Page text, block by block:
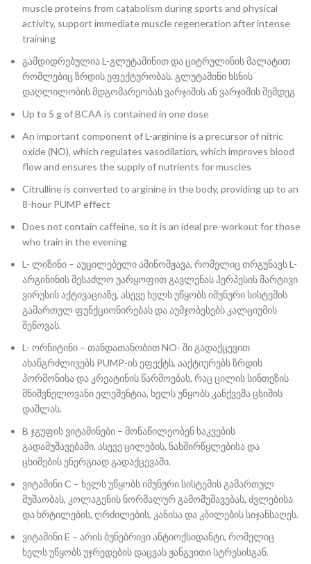
muscle proteins from catabolism during sports and physical
activity, support immediate muscle regeneration after intense
training
გამდიდრებულია L-გლუტამინით და ციტრულინის მალატით
რომლებიც ზრდის ეფექტურობას. გლუტამინი ხსნის
დაღლილობის მდგომარეობას ვარჯიშის ან ვარჯიშის შემდეგ
Up to 5 g of BCAA is contained in one dose
An important component of L-arginine is a precursor of nitric
oxide (NO), which regulates vasodilation, which improves blood
flow and ensures the supply of nutrients for muscles
Citrulline is converted to arginine in the body, providing up to an
8-hour PUMP effect
Does not contain caffeine, so it is an ideal pre-workout for those
who train in the evening
L- ლიზინი – აუცილებელი ამინომჟავა, რომელიც თრგუნავს L-
არგინინის შესაძლო უარყოფით გავლენას ჰერპესის მარტივი
ვირუსის აქტივაციაზე, ასევე ხელს უწყობს იმუნური სისტემის
გამართულ ფუნქციონირებას და აუმჯობესებს კალციუმის
შეწოვას.
L- ორნიტინი – თანდათანობით NO- ში გადაქცევით
ახანგრძლივებს PUMP-ის ეფექტს, ააქტიურებს ზრდის
ჰორმონისა და კრეატინის წარმოებას, რაც ცილის სინთეზის
მნიშვნელოვანი ელემენტია, ხელს უწყობს კანქვეშა ცხიმის
დაშლას.
B ჯგუფის ვიტამინები – მონაწილეობენ საკვების
გადამუშავებაში, ასევე ცილების, ნახშირწყლებისა და
ცხიმების ენერგიად გადაქცევაში.
ვიტამინი C – ხელს უწყობს იმუნური სისტემის გამართულ
მუშაობას, კოლაგენის ნორმალურ გამომუშავებას, ძვლებისა
და ხრტილების, ღრძილების, კანისა და კბილების სიჯანსაღეს.
ვიტამინი E – არის ბუნებრივი ანტიოქსიდანტი, რომელიც
ხელს უწყობს უჯრედების დაცვას ჟანგვითი სტრესისგან.